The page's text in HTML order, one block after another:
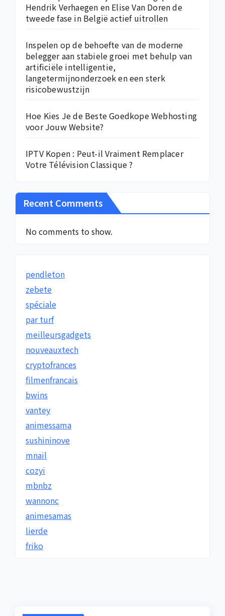
Hendrik Verhaegen en Elise Van Doren de
tweede fase in België actief uitrollen
Inspelen op de behoefte van de moderne
belegger aan stabiele groei met behulp van
artificiële intelligentie,
langetermijnonderzoek en een sterk
risicobewustzijn
Hoe Kies Je de Beste Goedkope Webhosting
voor Jouw Website?
IPTV Kopen : Peut-il Vraiment Remplacer
Votre Télévision Classique ?
Recent Comments
No comments to show.
pendleton
zebete
spéciale
par turf
meilleursgadgets
nouveauxtech
cryptofrances
filmenfrancais
bwins
vantey
animessama
sushininove
mnail
cozyi
mbnbz
wannonc
animesamas
lierde
friko